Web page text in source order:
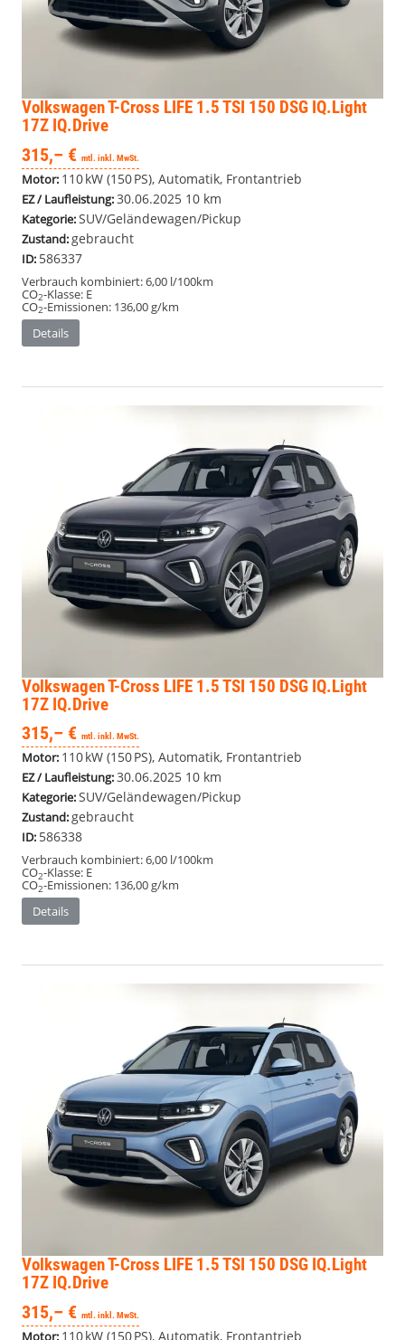
Volkswagen T-Cross LIFE 1.5 TSI 150 DSG IQ.Light
17Z IQ.Drive
315,– € mtl. inkl. MwSt.
Motor: 110 kW (150 PS), Automatik, Frontantrieb
EZ / Laufleistung:30.06.2025 10 km
Kategorie:SUV/Geländewagen/Pickup
Zustand:gebraucht
ID: 586337
Verbrauch kombiniert:6,00 l/100km
CO2-Klasse: E
CO2-Emissionen: 136,00 g/km
Details
Volkswagen T-Cross LIFE 1.5 TSI 150 DSG IQ.Light
17Z IQ.Drive
315,– € mtl. inkl. MwSt.
Motor: 110 kW (150 PS), Automatik, Frontantrieb
EZ / Laufleistung:30.06.2025 10 km
Kategorie:SUV/Geländewagen/Pickup
Zustand:gebraucht
ID: 586338
Verbrauch kombiniert:6,00 l/100km
CO2-Klasse: E
CO2-Emissionen: 136,00 g/km
Details
Volkswagen T-Cross LIFE 1.5 TSI 150 DSG IQ.Light
17Z IQ.Drive
315,– € mtl. inkl. MwSt.
Motor: 110 kW (150 PS), Automatik, Frontantrieb